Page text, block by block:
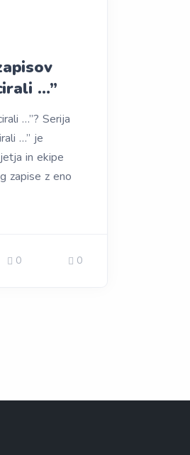
…”
…”? Serija
…” je
in ekipe
zapise z eno
0 0